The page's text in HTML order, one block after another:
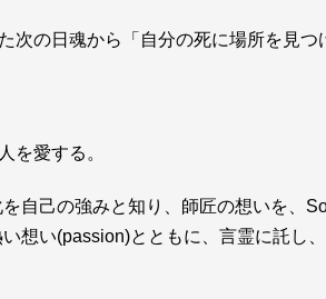
次の日魂から「自分の死に場所を見つ
を愛する。
自己の強みと知り、師匠の想いを、
想い(passion)とともに、言霊に託し